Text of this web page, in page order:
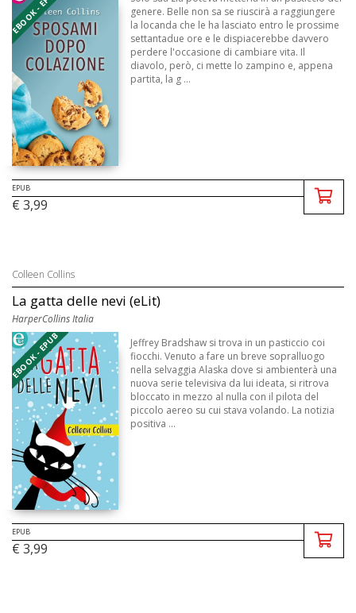
EBOOK - EPUB
genere. Belle non sa se riuscirà a raggiungere
la locanda che le ha lasciato entro le prossime
settantadue ore e le dispiacerebbe davvero
perdere l'occasione di cambiare vita. Il
diavolo, però, ci mette lo zampino e, appena
partita, la g ...
EPUB
€ 3,99
Colleen Collins
La gatta delle nevi (eLit)
HarperCollins Italia
EBOOK - EPUB
Jeffrey Bradshaw si trova in un pasticcio coi
fiocchi. Venuto a fare un breve sopralluogo
nella selvaggia Alaska dove si ambienterà una
nuova serie televisiva da lui ideata, si ritrova
bloccato in mezzo al nulla con il pilota del
piccolo aereo su cui stava volando. La notizia
positiva ...
EPUB
€ 3,99